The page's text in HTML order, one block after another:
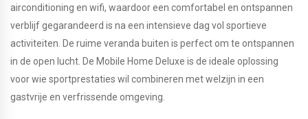
airconditioning en wifi, waardoor een comfortabel en ontspannen
verblijf gegarandeerd is na een intensieve dag vol sportieve
activiteiten. De ruime veranda buiten is perfect om te ontspannen
in de open lucht. De Mobile Home Deluxe is de ideale oplossing
voor wie sportprestaties wil combineren met welzijn in een
gastvrije en verfrissende omgeving.